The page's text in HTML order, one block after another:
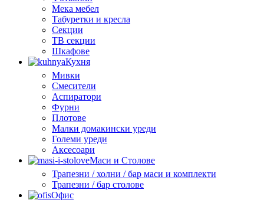
Мека мебел
Табуретки и кресла
Секции
ТВ секции
Шкафове
Кухня
Мивки
Смесители
Аспиратори
Фурни
Плотове
Малки домакински уреди
Големи уреди
Аксесоари
Маси и Столове
Трапезни / холни / бар маси и комплекти
Трапезни / бар столове
Офис